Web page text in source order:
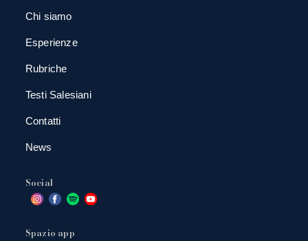
Chi siamo
Esperienze
Rubriche
Testi Salesiani
Contatti
News
Social
Spazio app